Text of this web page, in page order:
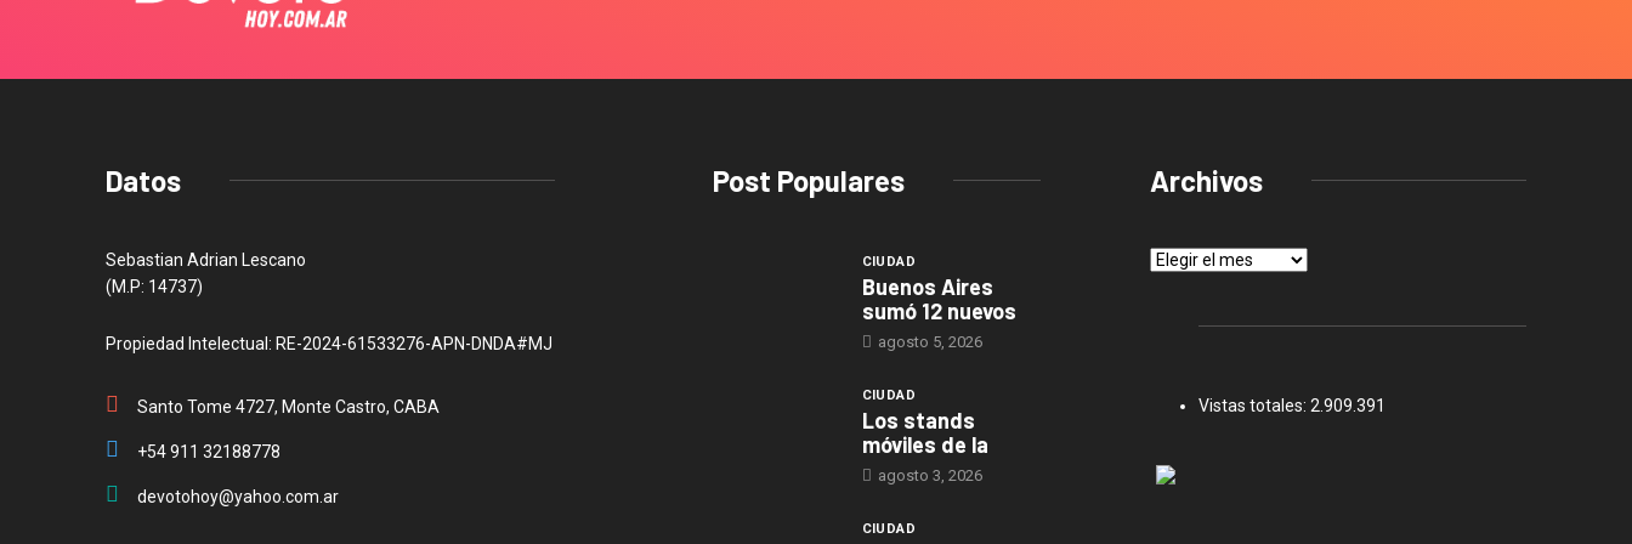
Datos
Sebastian Adrian Lescano
(M.P: 14737)
Propiedad Intelectual: RE-2024-61533276-APN-DNDA#MJ
Santo Tome 4727, Monte Castro, CABA
+54 911 32188778
devotohoy@yahoo.com.ar
Post Populares
CIUDAD
Buenos Aires
sumó 12 nuevos
agosto 5, 2026
CIUDAD
Los stands
móviles de la
agosto 3, 2026
CIUDAD
Archivos
Archivos
Vistas totales: 2.909.391